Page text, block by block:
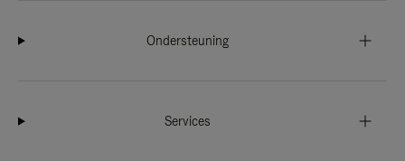
Ondersteuning
Services